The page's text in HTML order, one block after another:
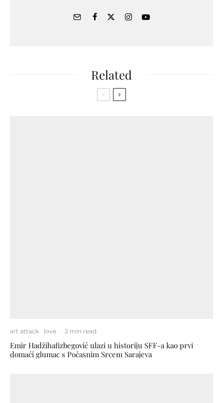
Related
art attack love · 2 min read
Emir Hadžihafizbegović ulazi u historiju SFF-a kao prvi
domaći glumac s Počasnim Srcem Sarajeva